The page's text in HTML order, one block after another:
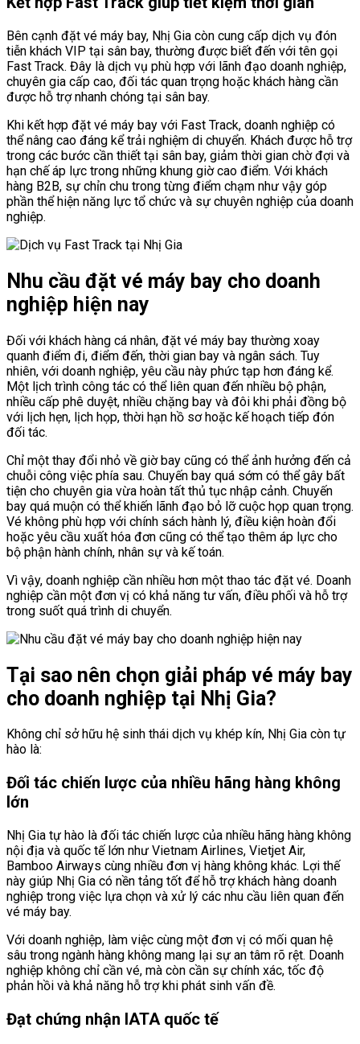
Bên cạnh đặt vé máy bay, Nhị Gia còn cung cấp dịch vụ đón
tiễn khách VIP tại sân bay, thường được biết đến với tên gọi
Fast Track. Đây là dịch vụ phù hợp với lãnh đạo doanh nghiệp,
chuyên gia cấp cao, đối tác quan trọng hoặc khách hàng cần
được hỗ trợ nhanh chóng tại sân bay.
Khi kết hợp đặt vé máy bay với Fast Track, doanh nghiệp có
thể nâng cao đáng kể trải nghiệm di chuyển. Khách được hỗ trợ
trong các bước cần thiết tại sân bay, giảm thời gian chờ đợi và
hạn chế áp lực trong những khung giờ cao điểm. Với khách
hàng B2B, sự chỉn chu trong từng điểm chạm như vậy góp
phần thể hiện năng lực tổ chức và sự chuyên nghiệp của doanh
nghiệp.
Nhu cầu đặt vé máy bay cho doanh
nghiệp hiện nay
Đối với khách hàng cá nhân, đặt vé máy bay thường xoay
quanh điểm đi, điểm đến, thời gian bay và ngân sách. Tuy
nhiên, với doanh nghiệp, yêu cầu này phức tạp hơn đáng kể.
Một lịch trình công tác có thể liên quan đến nhiều bộ phận,
nhiều cấp phê duyệt, nhiều chặng bay và đôi khi phải đồng bộ
với lịch hẹn, lịch họp, thời hạn hồ sơ hoặc kế hoạch tiếp đón
đối tác.
Chỉ một thay đổi nhỏ về giờ bay cũng có thể ảnh hưởng đến cả
chuỗi công việc phía sau. Chuyến bay quá sớm có thể gây bất
tiện cho chuyên gia vừa hoàn tất thủ tục nhập cảnh. Chuyến
bay quá muộn có thể khiến lãnh đạo bỏ lỡ cuộc họp quan trọng.
Vé không phù hợp với chính sách hành lý, điều kiện hoàn đổi
hoặc yêu cầu xuất hóa đơn cũng có thể tạo thêm áp lực cho
bộ phận hành chính, nhân sự và kế toán.
Vì vậy, doanh nghiệp cần nhiều hơn một thao tác đặt vé. Doanh
nghiệp cần một đơn vị có khả năng tư vấn, điều phối và hỗ trợ
trong suốt quá trình di chuyển.
Tại sao nên chọn giải pháp vé máy bay
cho doanh nghiệp tại Nhị Gia?
Không chỉ sở hữu hệ sinh thái dịch vụ khép kín, Nhị Gia còn tự
hào là:
Đối tác chiến lược của nhiều hãng hàng không
lớn
Nhị Gia tự hào là đối tác chiến lược của nhiều hãng hàng không
nội địa và quốc tế lớn như Vietnam Airlines, Vietjet Air,
Bamboo Airways cùng nhiều đơn vị hàng không khác. Lợi thế
này giúp Nhị Gia có nền tảng tốt để hỗ trợ khách hàng doanh
nghiệp trong việc lựa chọn và xử lý các nhu cầu liên quan đến
vé máy bay.
Với doanh nghiệp, làm việc cùng một đơn vị có mối quan hệ
sâu trong ngành hàng không mang lại sự an tâm rõ rệt. Doanh
nghiệp không chỉ cần vé, mà còn cần sự chính xác, tốc độ
phản hồi và khả năng hỗ trợ khi phát sinh vấn đề.
Đạt chứng nhận IATA quốc tế